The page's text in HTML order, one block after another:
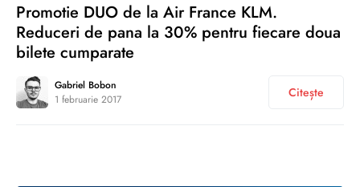
Promotie DUO de la Air France KLM.
Reduceri de pana la 30% pentru fiecare doua
bilete cumparate
Gabriel Bobon
1 februarie 2017
Citește